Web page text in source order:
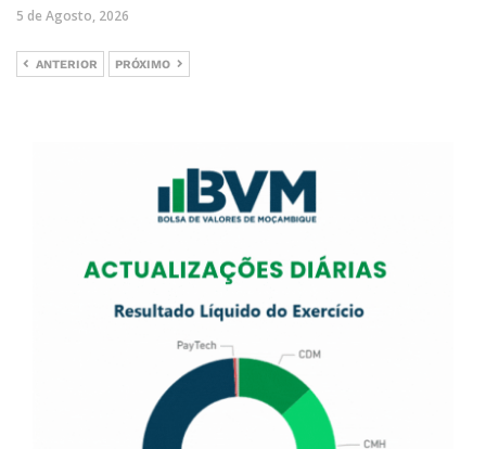
5 de Agosto, 2026
ANTERIOR PRÓXIMO